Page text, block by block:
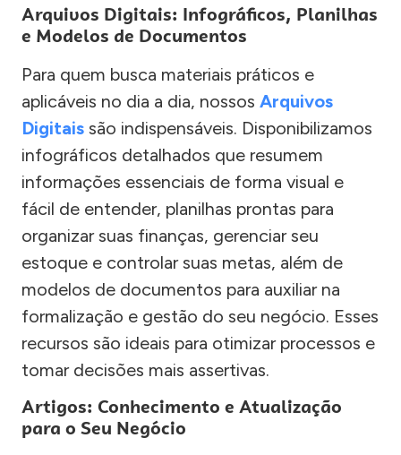
Arquivos Digitais: Infográficos, Planilhas
e Modelos de Documentos
Para quem busca materiais práticos e
aplicáveis no dia a dia, nossos Arquivos
Digitais são indispensáveis. Disponibilizamos
infográficos detalhados que resumem
informações essenciais de forma visual e
fácil de entender, planilhas prontas para
organizar suas finanças, gerenciar seu
estoque e controlar suas metas, além de
modelos de documentos para auxiliar na
formalização e gestão do seu negócio. Esses
recursos são ideais para otimizar processos e
tomar decisões mais assertivas.
Artigos: Conhecimento e Atualização
para o Seu Negócio